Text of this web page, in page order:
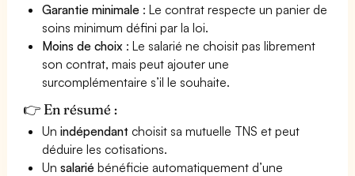
Garantie minimale : Le contrat respecte un panier de
soins minimum défini par la loi.
Moins de choix : Le salarié ne choisit pas librement
son contrat, mais peut ajouter une
surcomplémentaire s’il le souhaite.
👉 En résumé :
Unindépendant choisit sa mutuelle TNS et peut
déduire les cotisations.
Unsalarié bénéficie automatiquement d’une